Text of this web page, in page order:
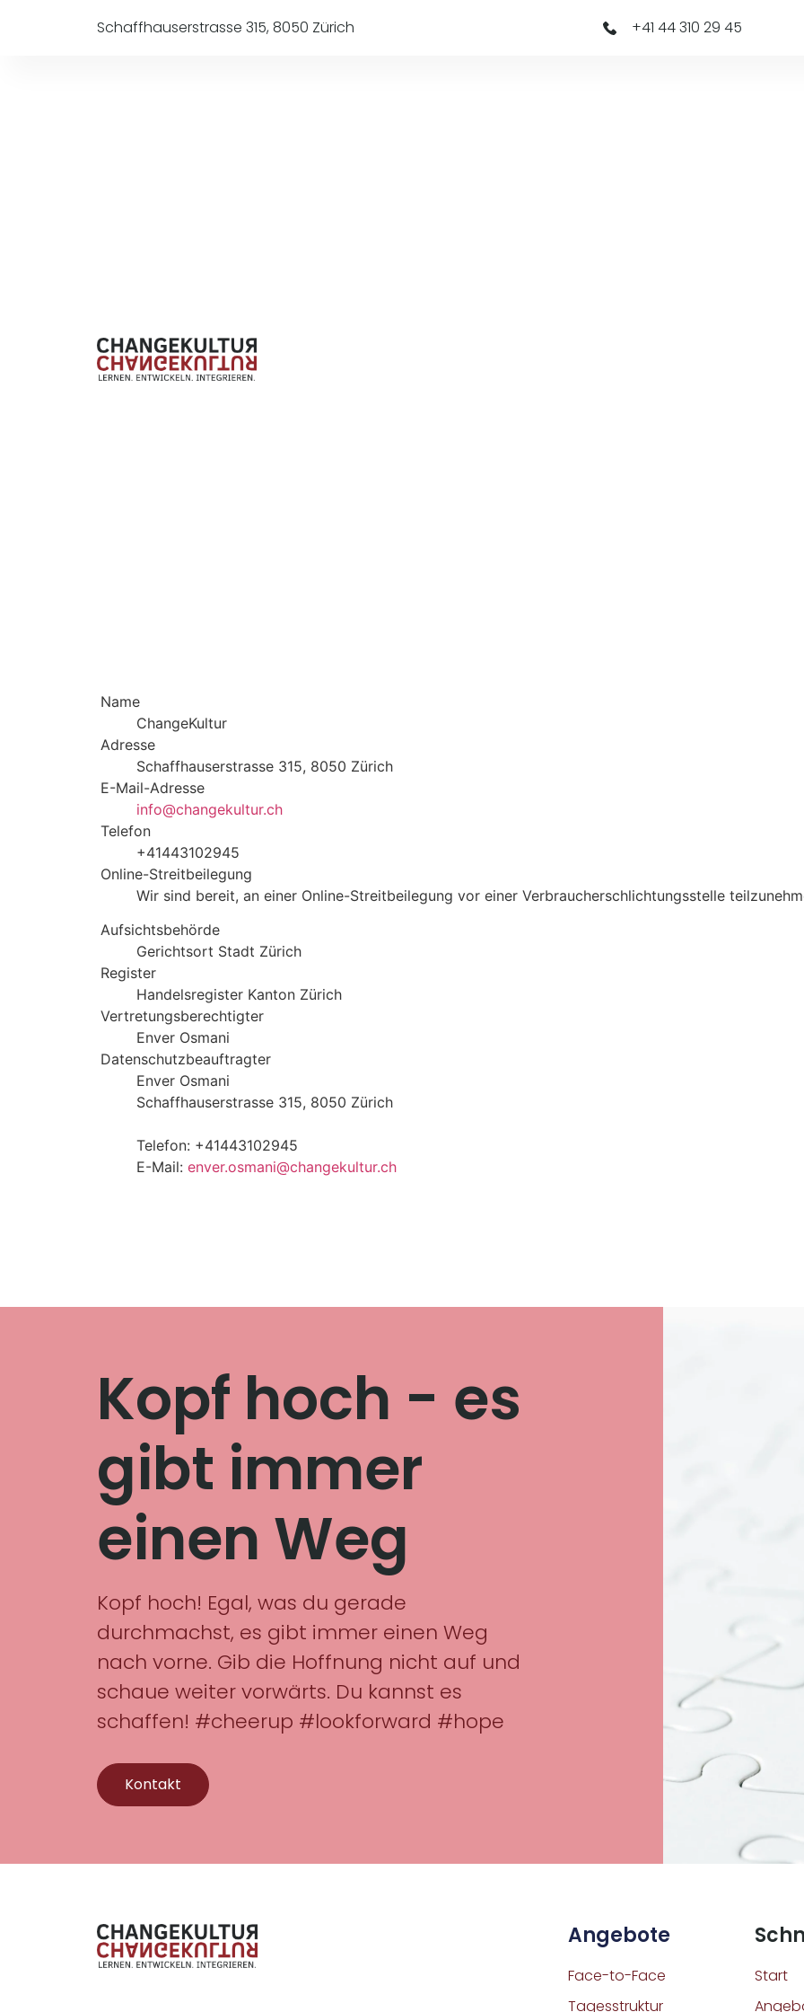
Schaffhauserstrasse 315, 8050 Zürich +41 44 310 29 45
Name
ChangeKultur
Adresse
Schaffhauserstrasse 315, 8050 Zürich
E-Mail-Adresse
info@changekultur.ch
Telefon
+41443102945
Online-Streitbeilegung
Wir sind bereit, an einer Online-Streitbeilegung vor einer Verbraucherschlichtungsstelle
Aufsichtsbehörde
Gerichtsort Stadt Zürich
Register
Handelsregister Kanton Zürich
Vertretungsberechtigter
Enver Osmani
Datenschutzbeauftragter
Enver Osmani
Schaffhauserstrasse 315, 8050 Zürich
Telefon: +41443102945
E-Mail: enver.osmani@changekultur.ch
Kopf hoch - es
gibt immer
einen Weg
Kopf hoch! Egal, was du gerade
durchmachst, es gibt immer einen Weg
nach vorne. Gib die Hoffnung nicht auf und
schaue weiter vorwärts. Du kannst es
schaffen! #cheerup #lookforward #hope
Kontakt
Angebote
Face-to-Face
Tagesstruktur
Start